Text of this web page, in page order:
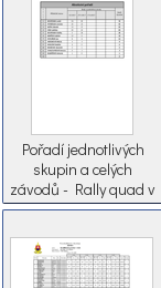
Pořadí jednotlivých
skupin a celých
závodů - Rally quad v
Plzeňském kraji